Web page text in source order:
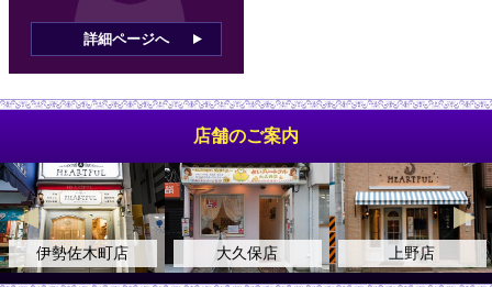
詳細ページへ
店舗のご案内
伊勢佐木町店 大久保店 上野店